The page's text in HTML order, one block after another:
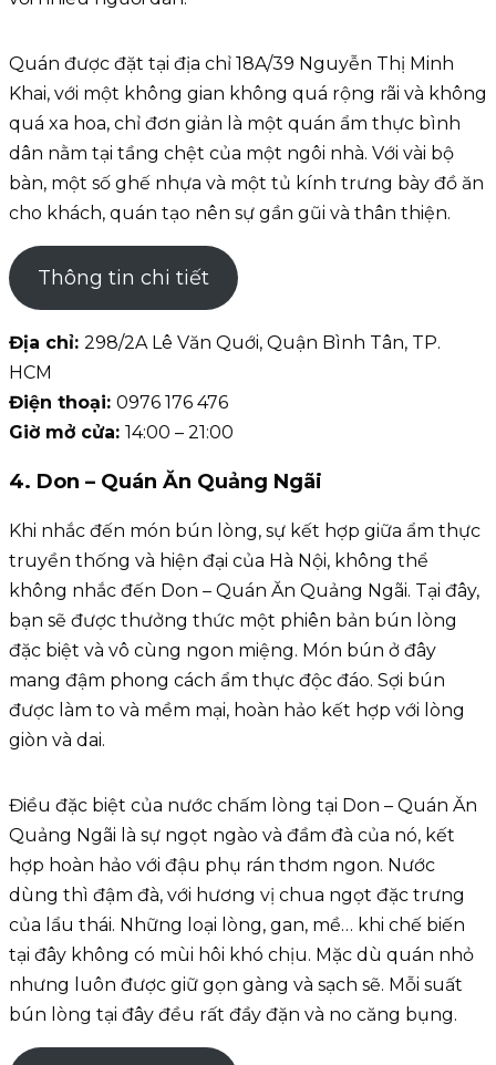
Quán được đặt tại địa chỉ 18A/39 Nguyễn Thị Minh
Khai, với một không gian không quá rộng rãi và không
quá xa hoa, chỉ đơn giản là một quán ẩm thực bình
dân nằm tại tầng chệt của một ngôi nhà. Với vài bộ
bàn, một số ghế nhựa và một tủ kính trưng bày đồ ăn
cho khách, quán tạo nên sự gần gũi và thân thiện.
Thông tin chi tiết
Địa chỉ: 298/2A Lê Văn Quới, Quận Bình Tân, TP.
HCM
Điện thoại: 0976 176 476
Giờ mở cửa: 14:00 – 21:00
4. Don – Quán Ăn Quảng Ngãi
Khi nhắc đến món bún lòng, sự kết hợp giữa ẩm thực
truyền thống và hiện đại của Hà Nội, không thể
không nhắc đến Don – Quán Ăn Quảng Ngãi. Tại đây,
bạn sẽ được thưởng thức một phiên bản bún lòng
đặc biệt và vô cùng ngon miệng. Món bún ở đây
mang đậm phong cách ẩm thực độc đáo. Sợi bún
được làm to và mềm mại, hoàn hảo kết hợp với lòng
giòn và dai.
Điều đặc biệt của nước chấm lòng tại Don – Quán Ăn
Quảng Ngãi là sự ngọt ngào và đầm đà của nó, kết
hợp hoàn hảo với đậu phụ rán thơm ngon. Nước
dùng thì đậm đà, với hương vị chua ngọt đặc trưng
của lẩu thái. Những loại lòng, gan, mề… khi chế biến
tại đây không có mùi hôi khó chịu. Mặc dù quán nhỏ
nhưng luôn được giữ gọn gàng và sạch sẽ. Mỗi suất
bún lòng tại đây đều rất đầy đặn và no căng bụng.